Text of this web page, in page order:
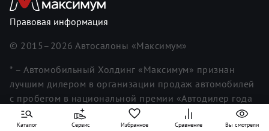
Правовая информация
© 2015– 2026 Автосалоны «Максимум»
* – Автомобильный Холдинг «Максимум» признан
лучшим дилером в организации продаж автомобилей
с пробегом в национальной премии «Автодилер года
2020».
Каталог Сервис Избранное Сравнение Вы смотрели